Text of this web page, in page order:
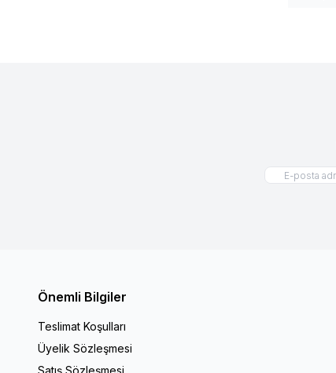
Önemli Bilgiler
Teslimat Koşulları
Üyelik Sözleşmesi
Satış Sözleşmesi